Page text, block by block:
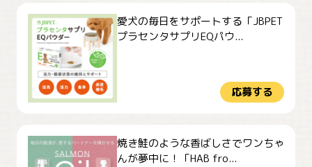
愛犬の毎日をサポートする「JBPET
プラセンタサプリEQパウ...
応募する
焼き鮭のような香ばしさでワンちゃ
んが夢中に！「HAB fro...